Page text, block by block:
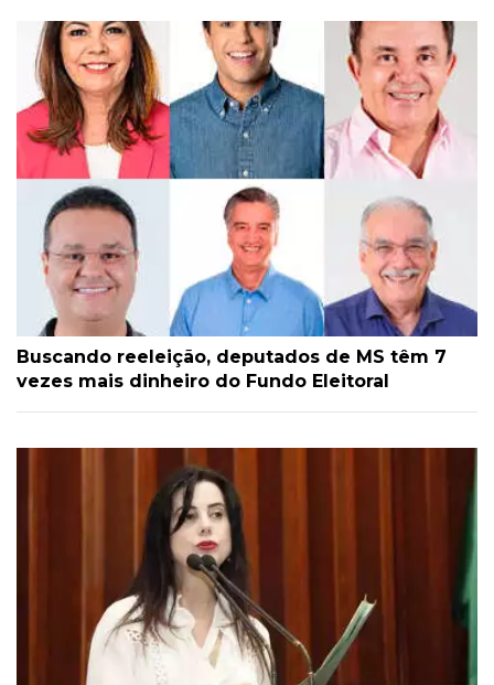
Buscando reeleição, deputados de MS têm 7
vezes mais dinheiro do Fundo Eleitoral